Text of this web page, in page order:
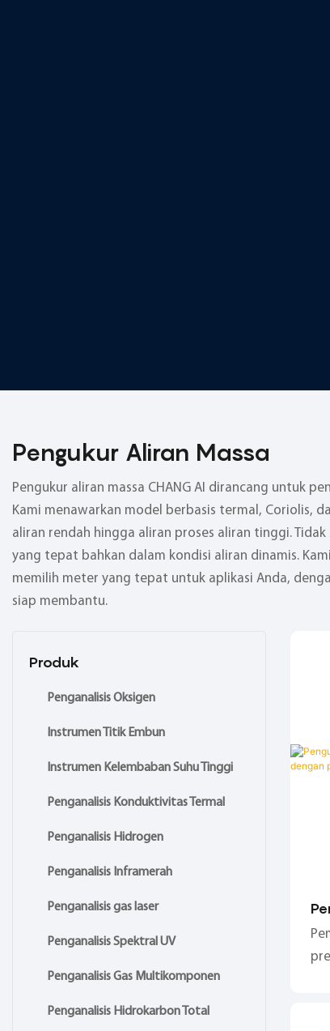
Pengukur Aliran Massa
Pengukur aliran massa CHANG AI dirancang untuk
Kami menawarkan model berbasis termal, Coriolis,
aliran rendah hingga aliran proses aliran tinggi.
yang tepat bahkan dalam kondisi aliran dinamis.
memilih meter yang tepat untuk aplikasi Anda,
siap membantu.
Produk
Penganalisis Oksigen
Instrumen Titik Embun
Instrumen Kelembaban Suhu Tinggi
Penganalisis Konduktivitas Termal
Penganalisis Hidrogen
Penganalisis Inframerah
Penganalisis gas laser
Penganalisis Spektral UV
Penganalisis Gas Multikomponen
Penganalisis Hidrokarbon Total